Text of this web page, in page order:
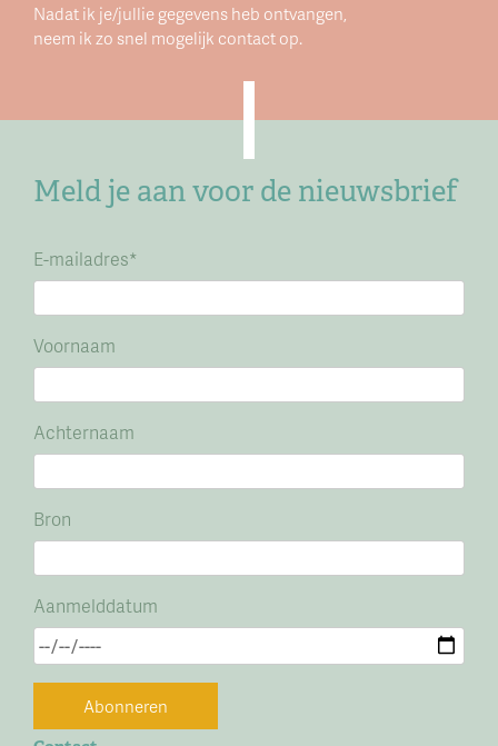
Nadat ik je/jullie gegevens heb ontvangen,
neem ik zo snel mogelijk contact op.
Meld je aan voor de nieuwsbrief
E-mailadres*
Voornaam
Achternaam
Bron
Aanmelddatum
Abonneren